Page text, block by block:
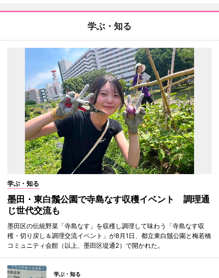
学ぶ・知る
学ぶ・知る
墨田・東白鬚公園で寺島なす収穫イベント 調理通
じ世代交流も
墨田区の伝統野菜「寺島なす」を収穫し調理して味わう「寺島なす収
穫・切り戻し＆調理交流イベント」が8月1日、都立東白鬚公園と梅若橋
コミュニティ会館（以上、墨田区堤通2）で開かれた。
学ぶ・知る